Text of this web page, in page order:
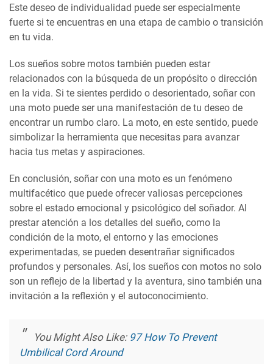
Este deseo de individualidad puede ser especialmente
fuerte si te encuentras en una etapa de cambio o transición
en tu vida.
Los sueños sobre motos también pueden estar
relacionados con la búsqueda de un propósito o dirección
en la vida. Si te sientes perdido o desorientado, soñar con
una moto puede ser una manifestación de tu deseo de
encontrar un rumbo claro. La moto, en este sentido, puede
simbolizar la herramienta que necesitas para avanzar
hacia tus metas y aspiraciones.
En conclusión, soñar con una moto es un fenómeno
multifacético que puede ofrecer valiosas percepciones
sobre el estado emocional y psicológico del soñador. Al
prestar atención a los detalles del sueño, como la
condición de la moto, el entorno y las emociones
experimentadas, se pueden desentrañar significados
profundos y personales. Así, los sueños con motos no solo
son un reflejo de la libertad y la aventura, sino también una
invitación a la reflexión y el autoconocimiento.
You Might Also Like: 97 How To Prevent
Umbilical Cord Around